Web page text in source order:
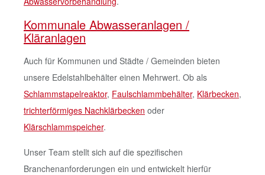
Kommunale Abwasseranlagen /
Kläranlagen
Auch für Kommunen und Städte / Gemeinden bieten
unsere Edelstahlbehälter einen Mehrwert. Ob als
Schlammstapelreaktor, Faulschlammbehälter, Klärbecken,
trichterförmiges Nachklärbecken oder
Klärschlammspeicher.
Unser Team stellt sich auf die spezifischen
Branchenanforderungen ein und entwickelt hierfür